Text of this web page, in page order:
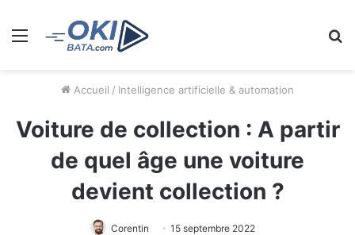
Menu
Accueil / Intelligence artificielle & automation
Voiture de collection : A partir
de quel âge une voiture
devient collection ?
Corentin 15 septembre 2022